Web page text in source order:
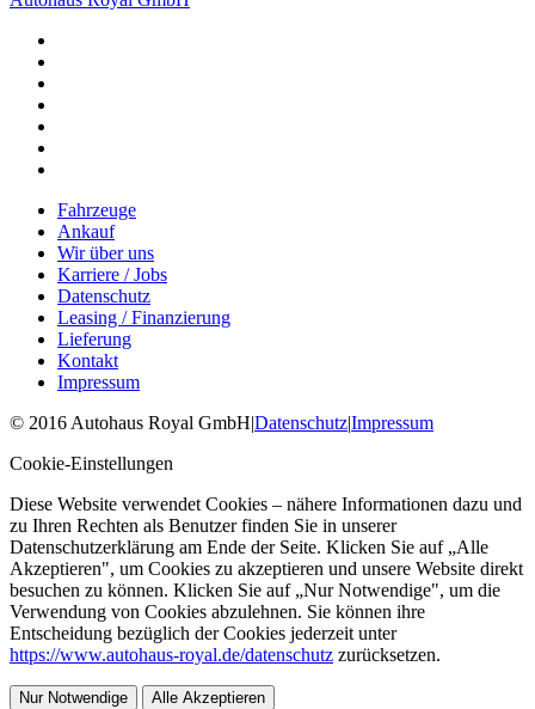
Fahrzeuge
Ankauf
Wir über uns
Karriere / Jobs
Datenschutz
Leasing / Finanzierung
Lieferung
Kontakt
Impressum
© 2016 Autohaus Royal GmbH|Datenschutz|Impressum
Cookie-Einstellungen
Diese Website verwendet Cookies – nähere Informationen dazu und
zu Ihren Rechten als Benutzer finden Sie in unserer
Datenschutzerklärung am Ende der Seite. Klicken Sie auf „Alle
Akzeptieren", um Cookies zu akzeptieren und unsere Website direkt
besuchen zu können. Klicken Sie auf „Nur Notwendige", um die
Verwendung von Cookies abzulehnen. Sie können ihre
Entscheidung bezüglich der Cookies jederzeit unter
https://www.autohaus-royal.de/datenschutz zurücksetzen.
Nur Notwendige Alle Akzeptieren